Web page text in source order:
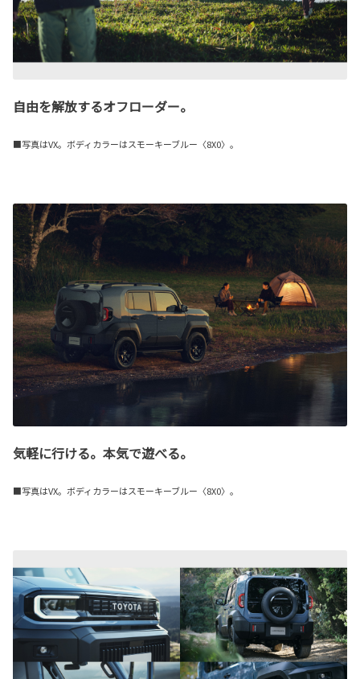
自由を解放するオフローダー。
■写真はVX。ボディカラーはスモーキーブルー〈8X0〉。
気軽に行ける。本気で遊べる。
■写真はVX。ボディカラーはスモーキーブルー〈8X0〉。